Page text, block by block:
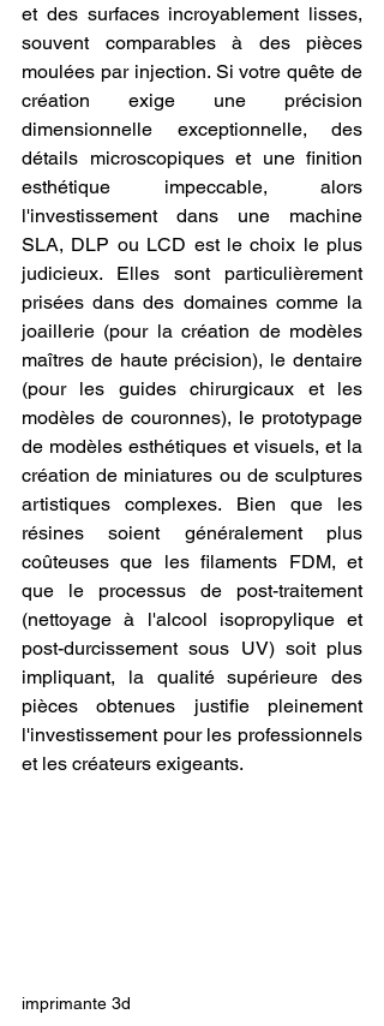
et des surfaces incroyablement lisses,
souvent comparables à des pièces
moulées par injection. Si votre quête de
création exige une précision
dimensionnelle exceptionnelle, des
détails microscopiques et une finition
esthétique impeccable, alors
l'investissement dans une machine
SLA, DLP ou LCD est le choix le plus
judicieux. Elles sont particulièrement
prisées dans des domaines comme la
joaillerie (pour la création de modèles
maîtres de haute précision), le dentaire
(pour les guides chirurgicaux et les
modèles de couronnes), le prototypage
de modèles esthétiques et visuels, et la
création de miniatures ou de sculptures
artistiques complexes. Bien que les
résines soient généralement plus
coûteuses que les filaments FDM, et
que le processus de post-traitement
(nettoyage à l'alcool isopropylique et
post-durcissement sous UV) soit plus
impliquant, la qualité supérieure des
pièces obtenues justifie pleinement
l'investissement pour les professionnels
et les créateurs exigeants.
imprimante 3d